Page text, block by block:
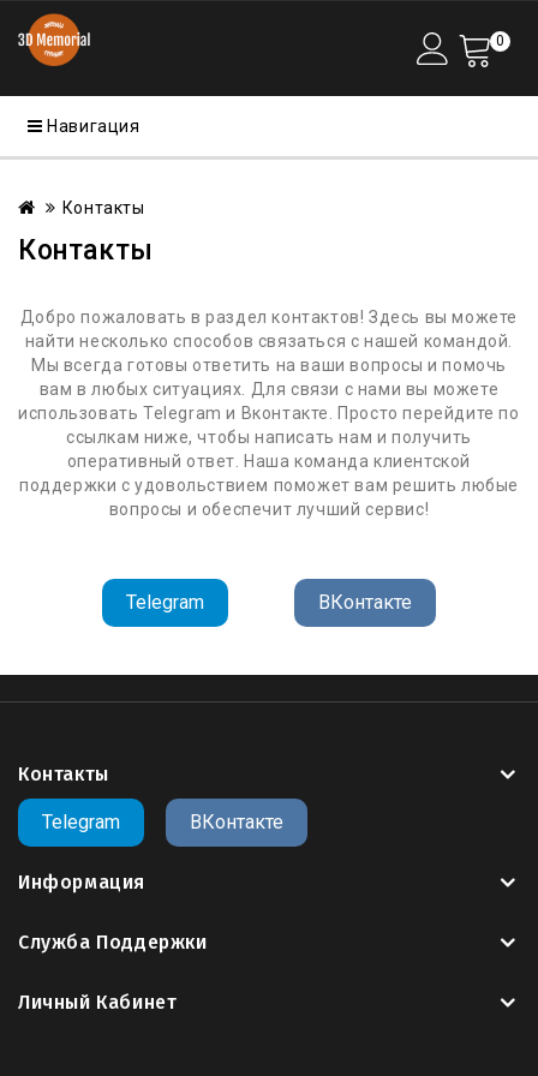
0
Навигация
Контакты
Контакты
Добро пожаловать в раздел контактов! Здесь вы можете
найти несколько способов связаться с нашей командой.
Мы всегда готовы ответить на ваши вопросы и помочь
вам в любых ситуациях. Для связи с нами вы можете
использовать Telegram и Вконтакте. Просто перейдите по
ссылкам ниже, чтобы написать нам и получить
оперативный ответ. Наша команда клиентской
поддержки с удовольствием поможет вам решить любые
вопросы и обеспечит лучший сервис!
Telegram ВКонтакте
Контакты
Telegram ВКонтакте
Информация
Служба Поддержки
Личный Кабинет